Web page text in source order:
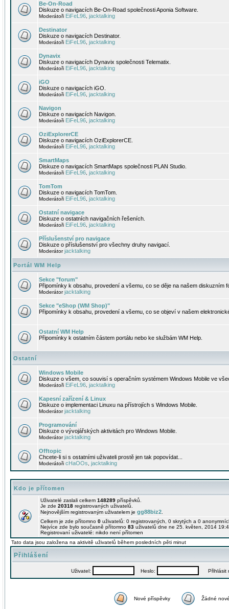
Be-On-Road
Diskuze o navigacích Be-On-Road společnosti Aponia Software.
Moderátoři EiFeL96 jacktalking
Destinator
Diskuze o navigacích Destinator.
Moderátoři EiFeL96 jacktalking
Dynavix
Diskuze o navigacích Dynavix společnosti Telematix.
Moderátoři EiFeL96 jacktalking
iGO
Diskuze o navigacích iGO.
Moderátoři EiFeL96 jacktalking
Navigon
Diskuze o navigacích Navigon.
Moderátoři EiFeL96 jacktalking
OziExplorerCE
Diskuze o navigacích OziExplorerCE.
Moderátoři EiFeL96 jacktalking
SmartMaps
Diskuze o navigacích SmartMaps společnosti PLAN Studio.
Moderátoři EiFeL96 jacktalking
TomTom
Diskuze o navigacích TomTom.
Moderátoři EiFeL96 jacktalking
Ostatní navigace
Diskuze o ostatních navigačních řešeních.
Moderátoři EiFeL96 jacktalking
Příslušenství pro navigace
Diskuze o příslušenství pro všechny druhy navigací.
Moderátorjacktalking
Portál WM Help
Sekce "forum"
Připomínky k obsahu, provedení a všemu, co se děje na našem diskuzním
Moderátorjacktalking
Sekce "eShop (WM Shop)"
Připomínky k obsahu, provedení a všemu, co se objeví v našem
Ostatní WM Help
Připomínky k ostatním částem portálu nebo ke službám WM Help.
Ostatní
Windows Mobile
Diskuze o všem, co souvisí s operačním systémem Windows Mobile ve
Moderátoři EiFeL96 jacktalking
Kapesní zařízení & Linux
Diskuze o implementaci Linuxu na přístrojích s Windows Mobile.
Moderátorjacktalking
Programování
Diskuze o vývojářských aktivitách pro Windows Mobile.
Moderátorjacktalking
Offtopic
Chcete-li si s ostatními uživateli prostě jen tak popovídat...
Moderátoři cHaOOs jacktalking
Kdo je přítomen
Uživatelé zaslali celkem 148289 příspěvků.
Je zde 20318 registrovaných uživatelů.
Nejnovějším registrovaným uživatelem je gg88biz2
Celkem je zde přítomno 0 uživatelů: 0 registrovaných, 0 skrytých a 0
Nejvíce zde bylo současně přítomno 83 uživatelů dne ne 25. květen, 2014
Registrovaní uživatelé: nikdo není přítomen
Tato data jsou založena na aktivitě uživatelů během posledních pěti minut
Přihlášení
Uživatel: Heslo: Přihlásit
Nové příspěvky Žádné